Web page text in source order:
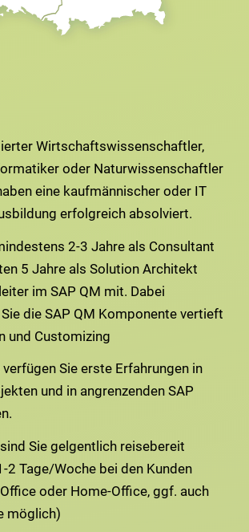
Wirtschaftswissenschaftler,
oder Naturwissenschaftler
eine kaufmännischer oder IT
erfolgreich absolviert.
2-3 Jahre als Consultant
5 Jahre als Solution Architekt
im SAP QM mit. Dabei
die SAP QM Komponente vertieft
und Customizing
Sie erste Erfahrungen in
und in angrenzenden SAP
Sie gelgentlich reisebereit
2 Tage/Woche bei den Kunden
oder Home-Office, ggf. auch
möglich)